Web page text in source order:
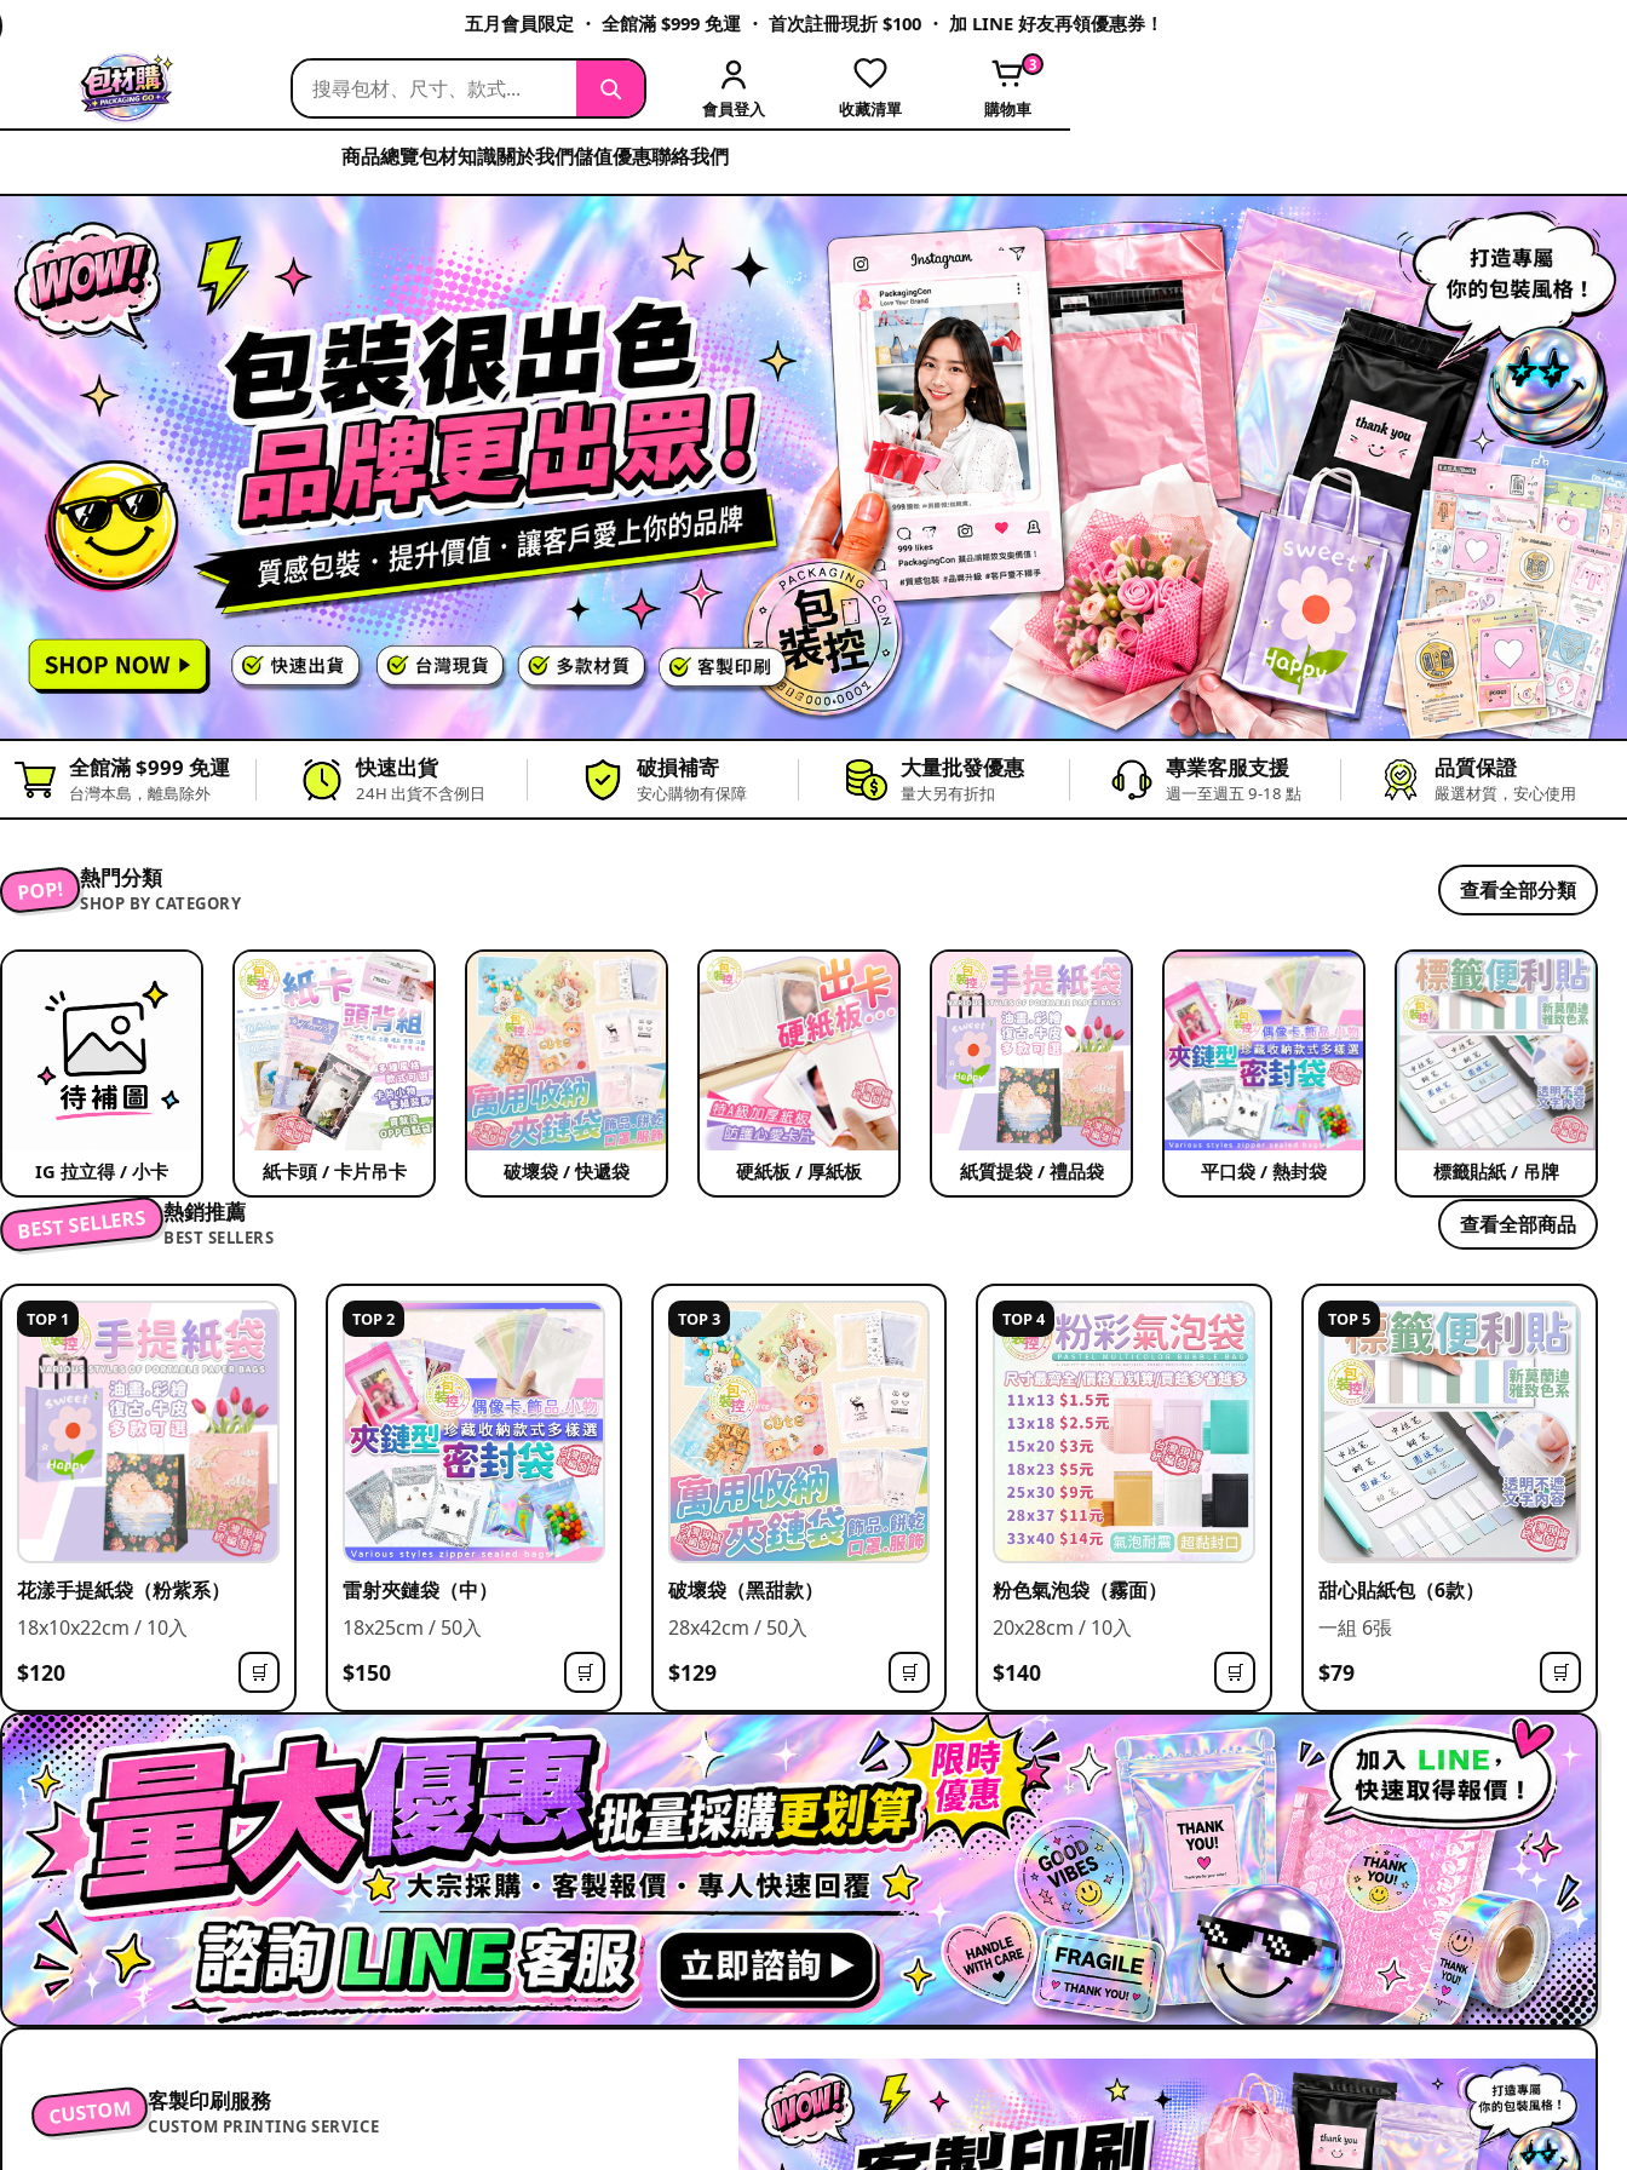
五月會員限定 ・ 全館滿 $999 免運 ・ 首次註冊現折 $100 ・ 加 LINE 好友再領優惠券！
會員登入 收藏清單
3
購物車
商品總覽包材知識關於我們儲值優惠聯絡我們
全館滿 $999 免運
台灣本島，離島除外
快速出貨
24H 出貨不含例日
破損補寄
安心購物有保障
大量批發優惠
量大另有折扣
專業客服支援
週一至週五 9-18 點
品質保證
嚴選材質，安心使用
POP! 熱門分類
SHOP BY CATEGORY
查看全部分類
IG 拉立得 / 小卡 紙卡頭 / 卡片吊卡 破壞袋 / 快遞袋 硬紙板 / 厚紙板 紙質提袋 / 禮品袋 平口袋 / 熱封袋 標籤貼紙 / 吊牌
BEST SELLERS 熱銷推薦
BEST SELLERS
查看全部商品
TOP 1
花漾手提紙袋（粉紫系）
18x10x22cm / 10入
$120 🛒
TOP 2
雷射夾鏈袋（中）
18x25cm / 50入
$150 🛒
TOP 3
破壞袋（黑甜款）
28x42cm / 50入
$129 🛒
TOP 4
粉色氣泡袋（霧面）
20x28cm / 10入
$140 🛒
TOP 5
甜心貼紙包（6款）
一組 6張
$79 🛒
CUSTOM 客製印刷服務
CUSTOM PRINTING SERVICE